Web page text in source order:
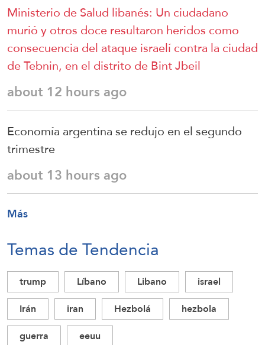
Ministerio de Salud libanés: Un ciudadano
murió y otros doce resultaron heridos como
consecuencia del ataque israelí contra la ciudad
de Tebnin, en el distrito de Bint Jbeil
about 12 hours ago
Economía argentina se redujo en el segundo
trimestre
about 13 hours ago
Más
Temas de Tendencia
trump Líbano Libano
israel
Irán
iran Hezbolá
hezbola
guerra
eeuu